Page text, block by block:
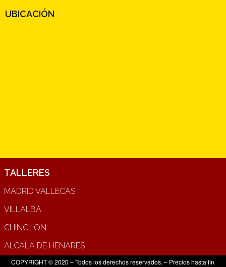
UBICACIÓN
TALLERES
MADRID VALLECAS
VILLALBA
CHINCHON
ALCALA DE HENARES
COPYRIGHT © 2020 – Todos los derechos reservados. – Precios hasta fin